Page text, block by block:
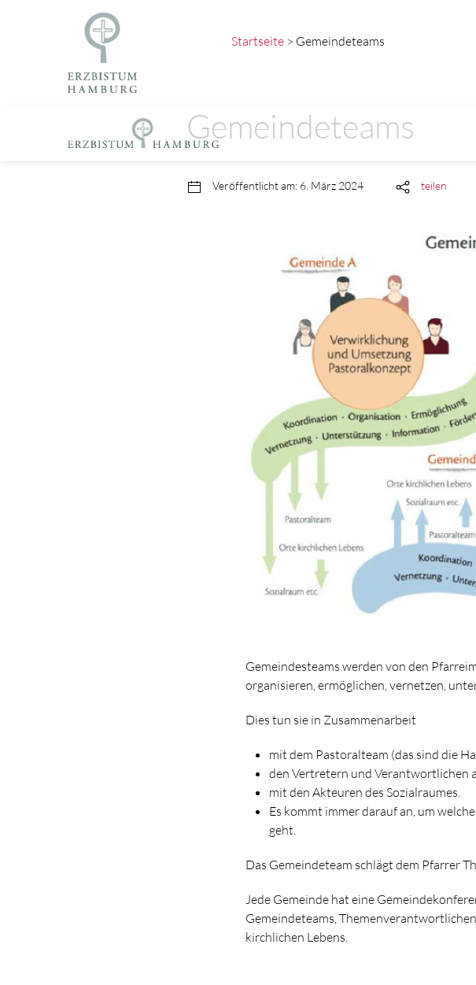
Startseite > Gemeindeteams
Gemeindeteams
Veröffentlicht am: 6. März 2024 teilen
Gemeindesteams werden von den
organisieren, ermöglichen, vernetzen,
Dies tun sie in Zusammenarbeit
mit dem Pastoralteam (das sind die
den Vertretern und Verantwortlichen
mit den Akteuren des Sozialraumes.
Es kommt immer darauf an, um
geht.
Das Gemeindeteam schlägt dem Pfarrer
Jede Gemeinde hat eine
Gemeindeteams,
kirchlichen Lebens.